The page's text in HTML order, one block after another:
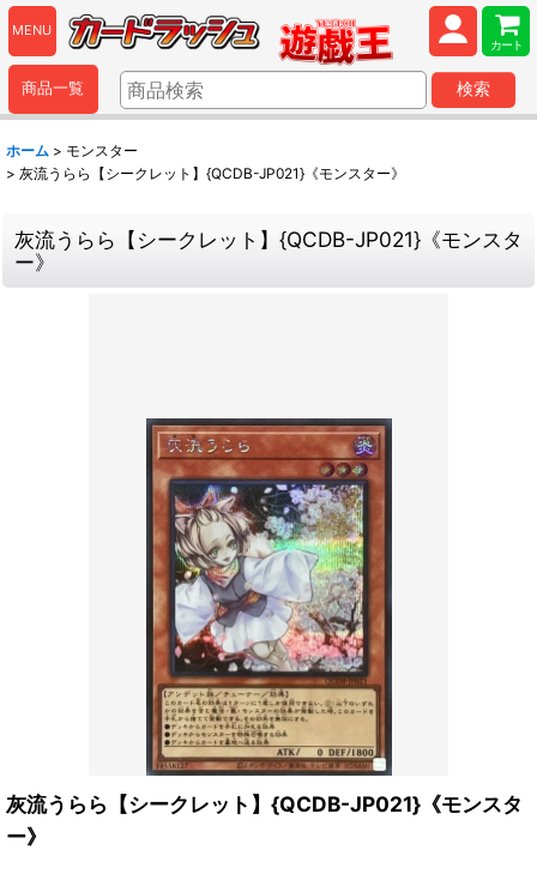
MENU
カート
商品一覧 検索
ホーム > モンスター
> 灰流うらら【シークレット】{QCDB-JP021}《モンスター》
灰流うらら【シークレット】{QCDB-JP021}《モンスタ
ー》
灰流うらら【シークレット】{QCDB-JP021}《モンスタ
ー》